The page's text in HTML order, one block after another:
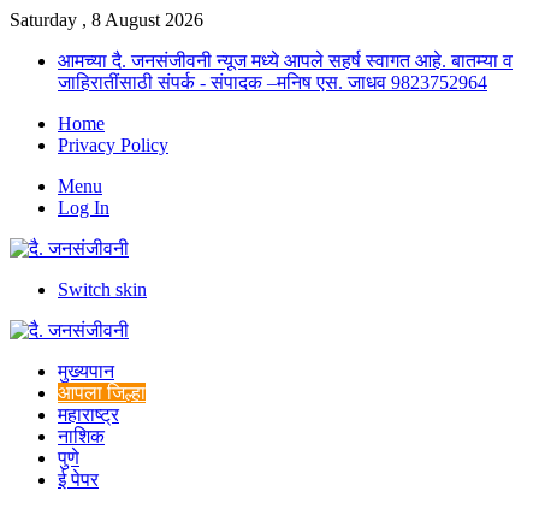
Saturday , 8 August 2026
आमच्या दै. जनसंजीवनी न्यूज मध्ये आपले सहर्ष स्वागत आहे. बातम्या व
जाहिरातींसाठी संपर्क - संपादक –मनिष एस. जाधव 9823752964
Home
Privacy Policy
Menu
Log In
Switch skin
मुख्यपान
आपला जिल्हा
महाराष्ट्र
नाशिक
पुणे
ई पेपर